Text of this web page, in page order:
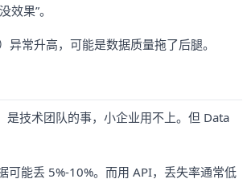
果”。
常升高，可能是数据质量拖了后腿。
技术团队的事，小企业用不上。但 Data
可能丢 5%-10%。而用 API，丢失率通常低